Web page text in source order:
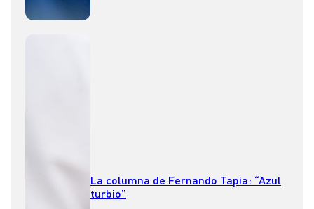
La columna de Fernando Tapia: “Azul
turbio”